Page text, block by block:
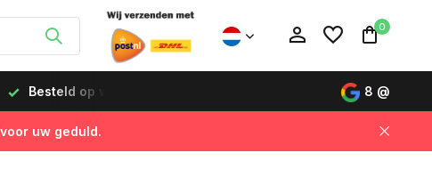
0
Besteld op werkdagen vóór 12:00 uur, de volgende dag
8 @
uw geduld.